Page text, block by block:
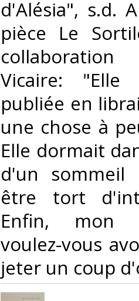
d'Alésia", s.d.
pièce Le
collaboration
Vicaire:
publiée en
une chose à
Elle dormait
d'un
être tort
Enfin, mon
voulez-vous
jeter un coup